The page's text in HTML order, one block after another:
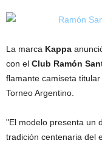
La marca Kappa
con el Club Ramón
flamante camiseta
Torneo Argentino.
"El modelo presenta un
tradición centenaria del